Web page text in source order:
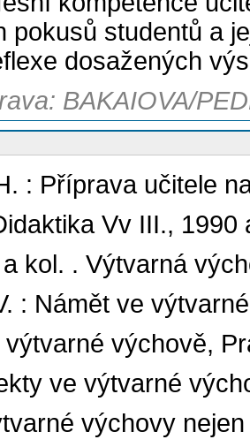
pokusů studentů a
dosažených
BAKAIOVA/
: Příprava učitele
Vv III.,
kol. . Výtvarná
: Námět ve
výchově,
ve výtvarné
výchovy